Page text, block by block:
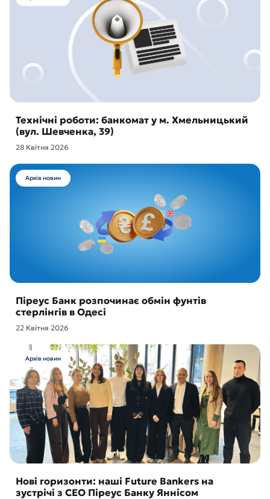
Технічні роботи: банкомат у м. Хмельницький
(вул. Шевченка, 39)
28 Квітня 2026
Архів новин
Піреус Банк розпочинає обмін фунтів
стерлінгів в Одесі
22 Квітня 2026
Архів новин
Нові горизонти: наші Future Bankers на
зустрічі з CEO Піреус Банку Яннісом